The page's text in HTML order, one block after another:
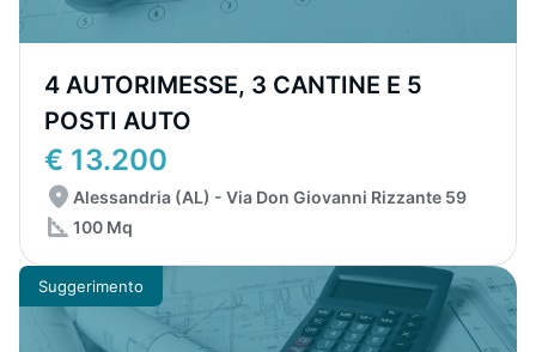
4 AUTORIMESSE, 3 CANTINE E 5
POSTI AUTO
€ 13.200
Alessandria (AL) - Via Don Giovanni Rizzante 59
100 Mq
Suggerimento